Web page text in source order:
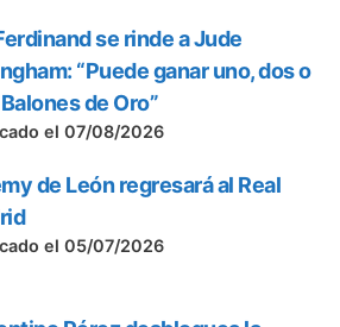
se rinde a Jude
“Puede ganar uno, dos o
de Oro”
el 07/08/2026
de León regresará al Real
el 05/07/2026